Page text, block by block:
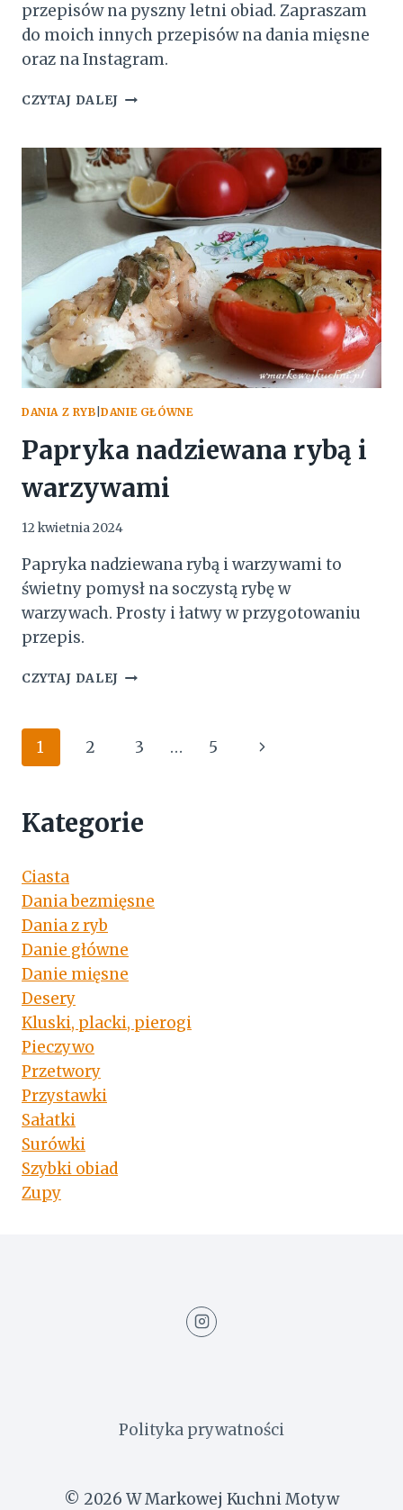
przepisów na pyszny letni obiad. Zapraszam
do moich innych przepisów na dania mięsne
oraz na Instagram.
CZYTAJ DALEJ ZAPIEKANY
FARSZEM
DANIA Z RYB |DANIE GŁÓWNE
Papryka nadziewana rybą i
warzywami
12 kwietnia 2024
Papryka nadziewana rybą i warzywami to
świetny pomysł na soczystą rybę w
warzywach. Prosty i łatwy w przygotowaniu
przepis.
CZYTAJ DALEJ PAPRYKA
WARZYWAMI
Nawigacja
1 2 3 … 5
Następna
Kategorie
Ciasta
Dania bezmięsne
Dania z ryb
Danie główne
Danie mięsne
Desery
Kluski, placki, pierogi
Pieczywo
Przetwory
Przystawki
Sałatki
Surówki
Szybki obiad
Zupy
Polityka prywatności
© 2026 W Markowej Kuchni Motyw